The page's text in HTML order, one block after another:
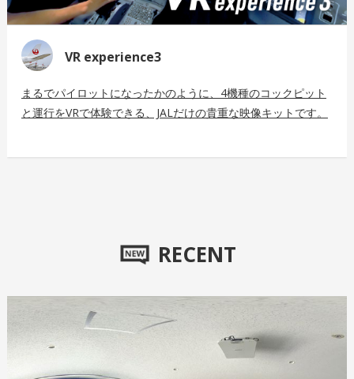
VR experience3
まるでパイロットになったかのように、4機種のコックピット
と運行をVRで体験できる、JALだけの貴重な映像キットです。
RECENT